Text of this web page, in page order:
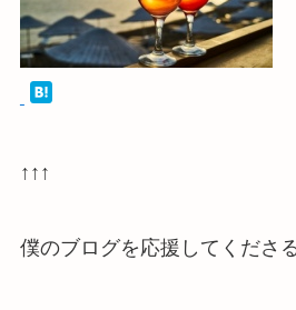
↑↑↑
僕のブログを応援してくださ